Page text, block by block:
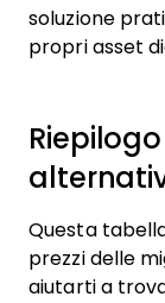
soluzione
propri asset
Questa
prezzi delle
aiutarti a